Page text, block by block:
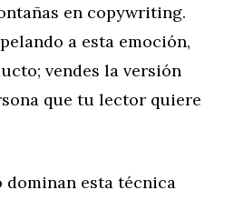
en copywriting.
a esta emoción,
vendes la versión
que tu lector quiere
dominan esta técnica